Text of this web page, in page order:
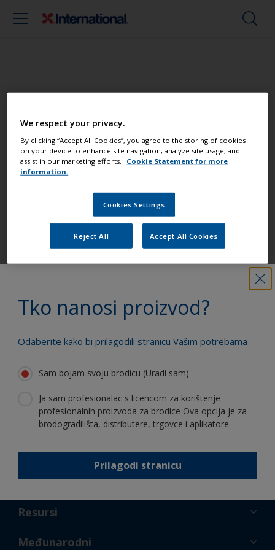
Tko nanosi proizvod?
Odaberite kako bi prilagodili stranicu Vašim potrebama
Sam bojam svoju brodicu (Uradi sam)
Ja sam profesionalac s licencom za korištenje
profesionalnih proizvoda za brodice Ova opcija je za
brodogradilišta, distributere, trgovce i aplikatore.
Prilagodi stranicu
Pronađite najbolje proizvode kako bi
Vaša brodica bila u vrhunskom stanju
Sva podrška potrebna da aplicirate
proizvode sa sigurnošću
Follow International
podrška
O nama
Resursi
Novosti
Međunarodni
We respect your privacy.
By clicking “Accept All Cookies”, you agree to the storing of cookies
on your device to enhance site navigation, analyze site usage, and
assist in our marketing efforts. Cookie Statement for more
information.
Cookies Settings
Reject All Accept All Cookies